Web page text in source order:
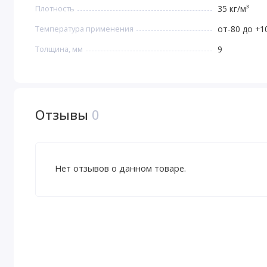
Плотность 35 кг/м³
Температура применения от-80 до
Толщина, мм 9
Отзывы 0
Нет отзывов о данном товаре.